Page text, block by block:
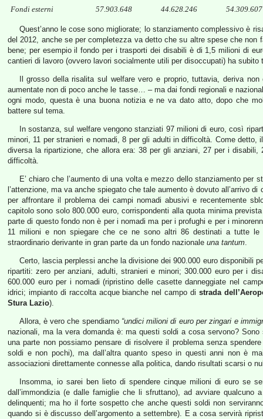
Fondi esterni
57.903.648 44.628.246 54.309.607
Quest’anno le cose sono migliorate; lo stanziamento complessivo è
del 2012, anche se per completezza va detto che su altre spese che
bene; per esempio il fondo per i trasporti dei disabili è di 1,5 milioni di
cantieri di lavoro (ovvero lavori socialmente utili per disoccupati) ha subito
Il grosso della risalita sul welfare vero e proprio, tuttavia, deriva
aumentate non di poco anche le tasse… – ma dai fondi regionali e
ogni modo, questa è una buona notizia e ne va dato atto, dopo che
battere sul tema.
In sostanza, sul welfare vengono stanziati 97 milioni di euro, così
minori, 11 per stranieri e nomadi, 8 per gli adulti in difficoltà. Come
diversa la ripartizione, che allora era: 38 per gli anziani, 27 per i
difficoltà.
E’ chiaro che l’aumento di una volta e mezzo dello stanziamento per
l’attenzione, ma va anche spiegato che tale aumento è dovuto all’arrivo
per affrontare il problema dei campi nomadi abusivi e recentemente
capitolo sono solo 800.000 euro, corrispondenti alla quota minima
parte di questo fondo non è per i nomadi ma per i profughi e per i
11 milioni e non spiegare che ce ne sono altri 86 destinati a tutte le
straordinario derivante in gran parte da un fondo nazionale una tantum.
Certo, lascia perplessi anche la divisione dei 900.000 euro disponibili
ripartiti: zero per anziani, adulti, stranieri e minori; 300.000 euro per i
600.000 euro per i nomadi (ripristino delle casette danneggiate nel
idrici; impianto di raccolta acque bianche nel campo di strada
Stura Lazio).
Allora, è vero che spendiamo “undici milioni di euro per zingari e
nazionali, ma la vera domanda è: ma questi soldi a cosa servono?
una parte non possiamo pensare di risolvere il problema senza
soldi e non pochi), ma dall’altra quanto speso in questi anni non è
associazioni direttamente connesse alla politica, dando risultati scarsi o
Insomma, io sarei ben lieto di spendere cinque milioni di euro se
dall’immondizia (e dalle famiglie che li sfruttano), ad avviare
delinquenti; ma ho il forte sospetto che anche questi soldi non
quando si è discusso dell’argomento a settembre). E a cosa servirà